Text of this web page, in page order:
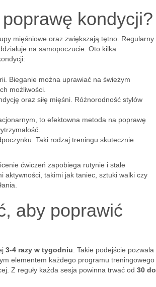
kondycji?
mięśniowe oraz zwiększają tętno. Regularny
na samopoczucie. Oto kilka
Bieganie można uprawiać na świeżym
możliwości.
oraz siłę mięśni. Różnorodność stylów
to efektowna metoda na poprawę
Taki rodzaj treningu skutecznie
ćwiczeń zapobiega rutynie i stale
aktywności, takimi jak taniec, sztuki walki czy
aby poprawić
3-4 razy w tygodniu . Takie podejście pozwala
elementem każdego programu treningowego
Z reguły każda sesja powinna trwać od 30 do